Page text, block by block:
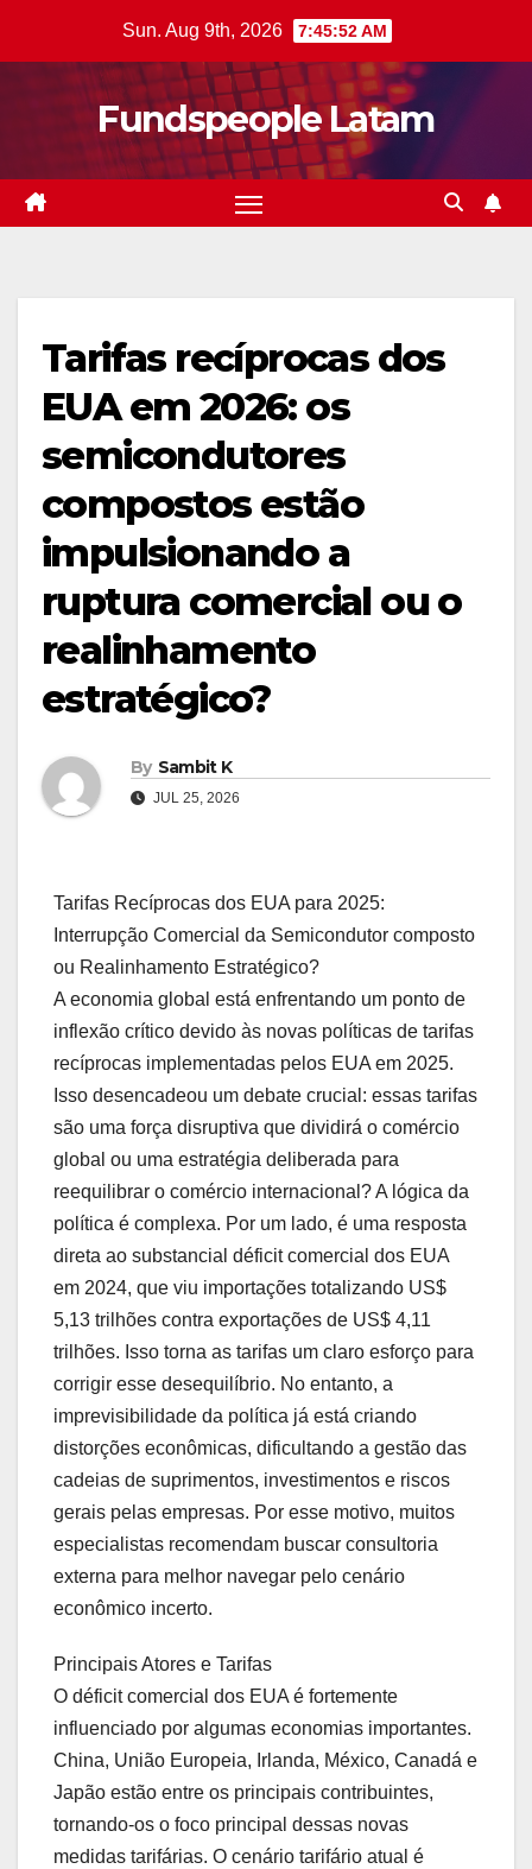
Sun. Aug 9th, 2026 7:45:53 AM
Fundspeople Latam
Tarifas recíprocas dos
EUA em 2026: os
semicondutores
compostos estão
impulsionando a
ruptura comercial ou o
realinhamento
estratégico?
By Sambit K
JUL 25, 2026
Tarifas Recíprocas dos EUA para 2025:
Interrupção Comercial da Semicondutor composto
ou Realinhamento Estratégico?
A economia global está enfrentando um ponto de
inflexão crítico devido às novas políticas de tarifas
recíprocas implementadas pelos EUA em 2025.
Isso desencadeou um debate crucial: essas tarifas
são uma força disruptiva que dividirá o comércio
global ou uma estratégia deliberada para
reequilibrar o comércio internacional? A lógica da
política é complexa. Por um lado, é uma resposta
direta ao substancial déficit comercial dos EUA
em 2024, que viu importações totalizando US$
5,13 trilhões contra exportações de US$ 4,11
trilhões. Isso torna as tarifas um claro esforço para
corrigir esse desequilíbrio. No entanto, a
imprevisibilidade da política já está criando
distorções econômicas, dificultando a gestão das
cadeias de suprimentos, investimentos e riscos
gerais pelas empresas. Por esse motivo, muitos
especialistas recomendam buscar consultoria
externa para melhor navegar pelo cenário
econômico incerto.
Principais Atores e Tarifas
O déficit comercial dos EUA é fortemente
influenciado por algumas economias importantes.
China, União Europeia, Irlanda, México, Canadá e
Japão estão entre os principais contribuintes,
tornando-os o foco principal dessas novas
medidas tarifárias. O cenário tarifário atual é